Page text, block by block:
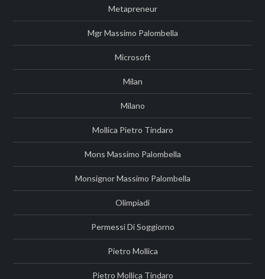
Metapreneur
Mgr Massimo Palombella
Microsoft
Milan
Milano
Mollica Pietro Tindaro
Mons Massimo Palombella
Monsignor Massimo Palombella
Olimpiadi
Permessi Di Soggiorno
Pietro Mollica
Pietro Mollica Tindaro